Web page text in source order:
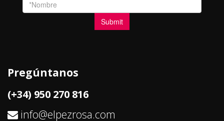
Pregúntanos
(+34) 950 270 816
info@elpezrosa.com